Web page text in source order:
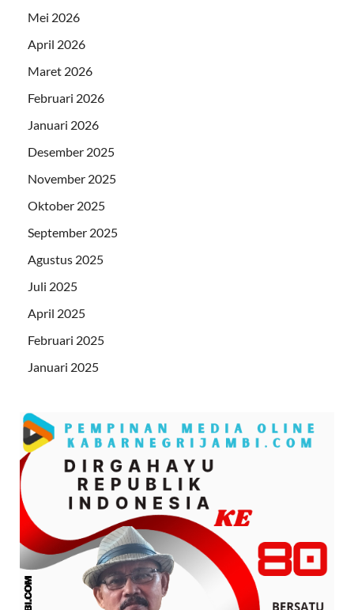
Mei 2026
April 2026
Maret 2026
Februari 2026
Januari 2026
Desember 2025
November 2025
Oktober 2025
September 2025
Agustus 2025
Juli 2025
April 2025
Februari 2025
Januari 2025